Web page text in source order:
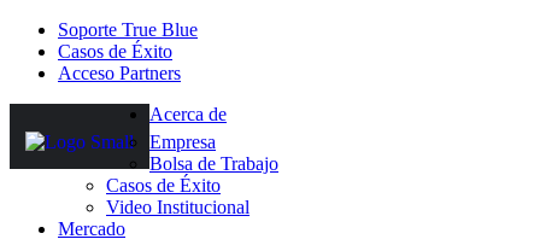
Soporte True Blue
Casos de Éxito
Acceso Partners
Acerca de
Empresa
Bolsa de Trabajo
Casos de Éxito
Video Institucional
Mercado